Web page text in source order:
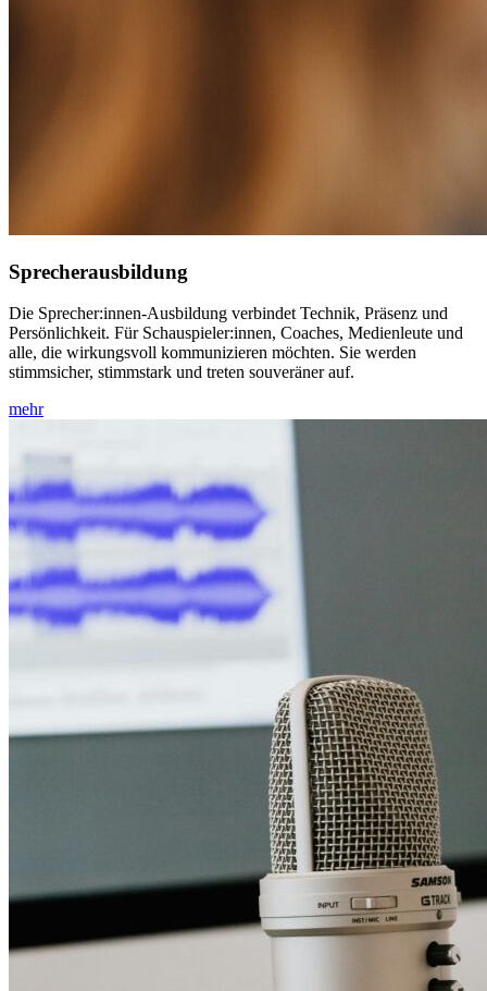
Sprecherausbildung
Die Sprecher:innen-Ausbildung verbindet Technik, Präsenz und
Persönlichkeit. Für Schauspieler:innen, Coaches, Medienleute und
alle, die wirkungsvoll kommunizieren möchten. Sie werden
stimmsicher, stimmstark und treten souveräner auf.
mehr